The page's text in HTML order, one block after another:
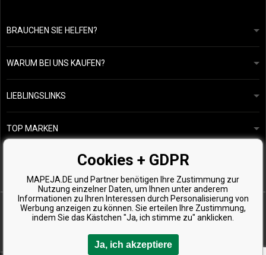
BRAUCHEN SIE HELFEN?
info@mapeja.de
Wir werden innerhalb von 24 Stunden antworten.
WARUM BEI UNS KAUFEN?
Allgemeine geschäftsbedingungen
Datenschutzerklärung
Übersicht über Zahlungen und Versand
Rückgabe von Waren
LIEBLINGSLINKS
Unsere Geschichte
Kostenlose Produktproben
TOP MARKEN
Kérastase
Wella Professionals
Zenz Organic
Cookies + GDPR
MAPEJA.DE und Partner benötigen Ihre Zustimmung zur
Nutzung einzelner Daten, um Ihnen unter anderem
Informationen zu Ihren Interessen durch Personalisierung von
Werbung anzeigen zu können. Sie erteilen Ihre Zustimmung,
indem Sie das Kästchen "Ja, ich stimme zu" anklicken.
Ja, ich akzeptiere